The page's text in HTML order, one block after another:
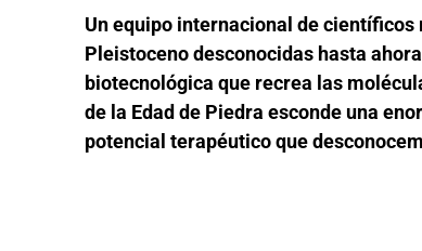
Un equipo internacional de
Pleistoceno desconocidas hasta
biotecnológica que recrea las
de la Edad de Piedra esconde una
potencial terapéutico que